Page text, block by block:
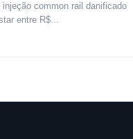
common rail danificado
entre R$...